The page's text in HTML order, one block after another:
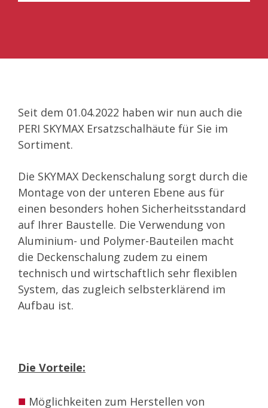
Seit dem 01.04.2022 haben wir nun auch die
PERI SKYMAX Ersatzschalhäute für Sie im
Sortiment.
Die SKYMAX Deckenschalung sorgt durch die
Montage von der unteren Ebene aus für
einen besonders hohen Sicherheitsstandard
auf Ihrer Baustelle. Die Verwendung von
Aluminium- und Polymer-Bauteilen macht
die Deckenschalung zudem zu einem
technisch und wirtschaftlich sehr flexiblen
System, das zugleich selbsterklärend im
Aufbau ist.
Die Vorteile:
■ Möglichkeiten zum Herstellen von